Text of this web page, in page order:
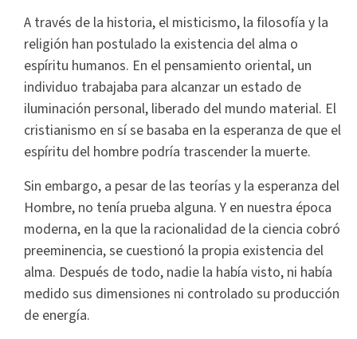
A través de la historia, el misticismo, la filosofía y la
religión han postulado la existencia del alma o
espíritu humanos. En el pensamiento oriental, un
individuo trabajaba para alcanzar un estado de
iluminación personal, liberado del mundo material. El
cristianismo en sí se basaba en la esperanza de que el
espíritu del hombre podría trascender la muerte.
Sin embargo, a pesar de las teorías y la esperanza del
Hombre, no tenía prueba alguna. Y en nuestra época
moderna, en la que la racionalidad de la ciencia cobró
preeminencia, se cuestionó la propia existencia del
alma. Después de todo, nadie la había visto, ni había
medido sus dimensiones ni controlado su producción
de energía.